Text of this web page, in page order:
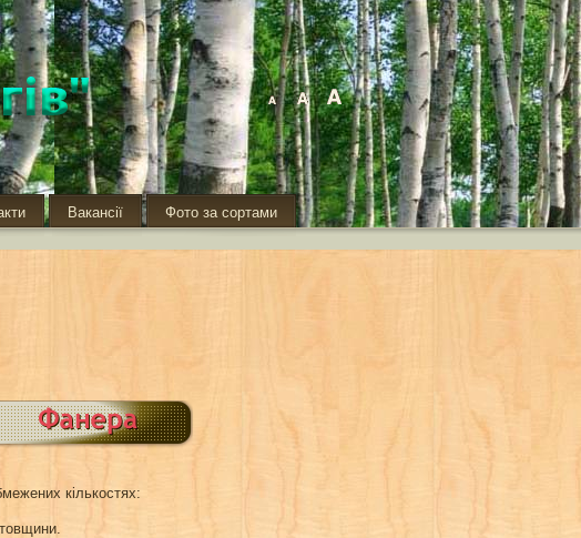
Вакансії Фото за сортами
кількостях: